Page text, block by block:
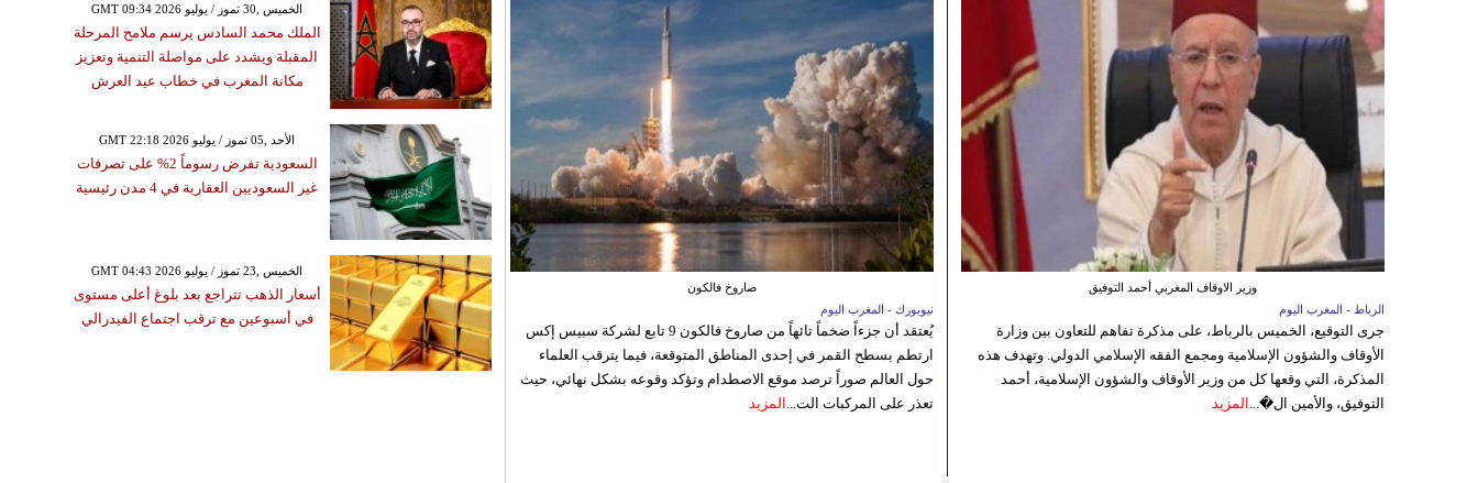
صاروخ فالكون
نيويورك - المغرب اليوم
يُعتقد أن جزءاً ضخماً تائهاً من صاروخ فالكون 9 تابع لشركة سبيس إكس
ارتطم بسطح القمر في إحدى المناطق المتوقعة، فيما يترقب العلماء
حول العالم صوراً ترصد موقع الاصطدام وتؤكد وقوعه بشكل نهائي، حيث
تعذر على المركبات الت... المزيد
وزير الاوقاف المغربي أحمد التوفيق
الرباط - المغرب اليوم
جرى التوقيع، الخميس بالرباط، على مذكرة تفاهم للتعاون بين وزارة
الأوقاف والشؤون الإسلامية ومجمع الفقه الإسلامي الدولي. وتهدف هذه
المذكرة، التي وقعها كل من وزير الأوقاف والشؤون الإسلامية، أحمد
التوفيق، والأمين ال�... المزيد
GMT 09:34 2026 الخميس ,30 تموز / يوليو
الملك محمد السادس يرسم ملامح المرحلة
المقبلة ويشدد على مواصلة التنمية وتعزيز
مكانة المغرب في خطاب عيد العرش
GMT 22:18 2026 الأحد ,05 تموز / يوليو
السعودية تفرض رسوماً 2% على تصرفات
غير السعوديين العقارية في 4 مدن رئيسية
GMT 04:43 2026 الخميس ,23 تموز / يوليو
أسعار الذهب تتراجع بعد بلوغ أعلى مستوى
في أسبوعين مع ترقب اجتماع الفيدرالي